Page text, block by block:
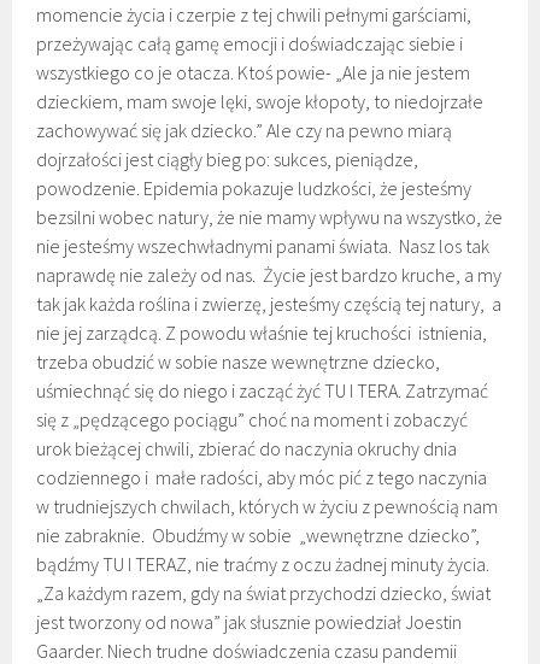
momencie życia i czerpie z tej chwili pełnymi garściami,
przeżywając całą gamę emocji i doświadczając siebie i
wszystkiego co je otacza. Ktoś powie- „Ale ja nie jestem
dzieckiem, mam swoje lęki, swoje kłopoty, to niedojrzałe
zachowywać się jak dziecko.” Ale czy na pewno miarą
dojrzałości jest ciągły bieg po: sukces, pieniądze,
powodzenie. Epidemia pokazuje ludzkości, że jesteśmy
bezsilni wobec natury, że nie mamy wpływu na wszystko, że
nie jesteśmy wszechwładnymi panami świata. Nasz los tak
naprawdę nie zależy od nas. Życie jest bardzo kruche, a my
tak jak każda roślina i zwierzę, jesteśmy częścią tej natury, a
nie jej zarządcą. Z powodu właśnie tej kruchości istnienia,
trzeba obudzić w sobie nasze wewnętrzne dziecko,
uśmiechnąć się do niego i zacząć żyć TU I TERA. Zatrzymać
się z „pędzącego pociągu” choć na moment i zobaczyć
urok bieżącej chwili, zbierać do naczynia okruchy dnia
codziennego i małe radości, aby móc pić z tego naczynia
w trudniejszych chwilach, których w życiu z pewnością nam
nie zabraknie. Obudźmy w sobie „wewnętrzne dziecko”,
bądźmy TU I TERAZ, nie traćmy z oczu żadnej minuty życia.
„Za każdym razem, gdy na świat przychodzi dziecko, świat
jest tworzony od nowa” jak słusznie powiedział Joestin
Gaarder. Niech trudne doświadczenia czasu pandemii